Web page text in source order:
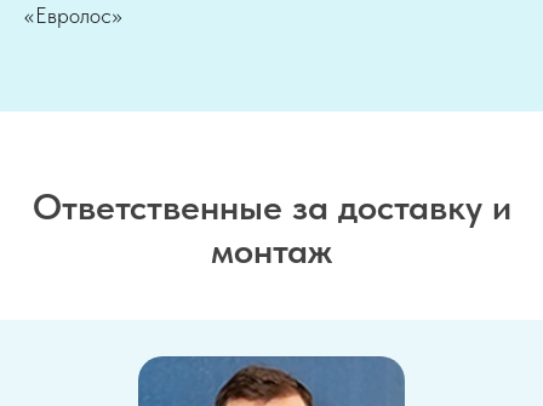
«Евролос»
Ответственные за доставку и
монтаж